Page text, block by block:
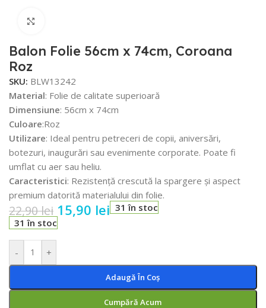
Balon Folie 56cm x 74cm, Coroana
Roz
SKU: BLW13242
Material: Folie de calitate superioară
Dimensiune: 56cm x 74cm
Culoare:Roz
Utilizare: Ideal pentru petreceri de copii, aniversări,
botezuri, inaugurări sau evenimente corporate. Poate fi
umflat cu aer sau heliu.
Caracteristici: Rezistență crescută la spargere și aspect
premium datorită materialului din folie.
22,90lei 15,90 lei 31 în stoc
31 în stoc
- +
Adaugă În Coș
Cumpără Acum